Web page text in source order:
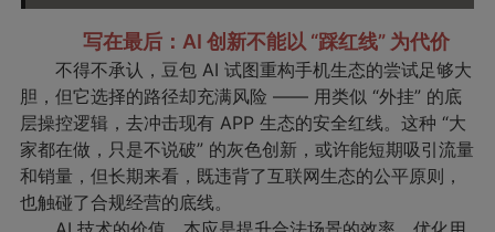
写在最后：AI 创新不能以 “踩红线” 为代价
不得不承认，豆包 AI 试图重构手机生态的尝试足够大
胆，但它选择的路径却充满风险 —— 用类似 “外挂” 的底
层操控逻辑，去冲击现有 APP 生态的安全红线。这种 “大
家都在做，只是不说破” 的灰色创新，或许能短期吸引流量
和销量，但长期来看，既违背了互联网生态的公平原则，
也触碰了合规经营的底线。